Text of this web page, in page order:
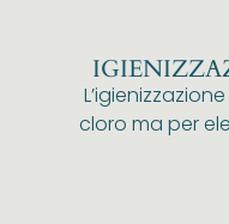
cloro ma per